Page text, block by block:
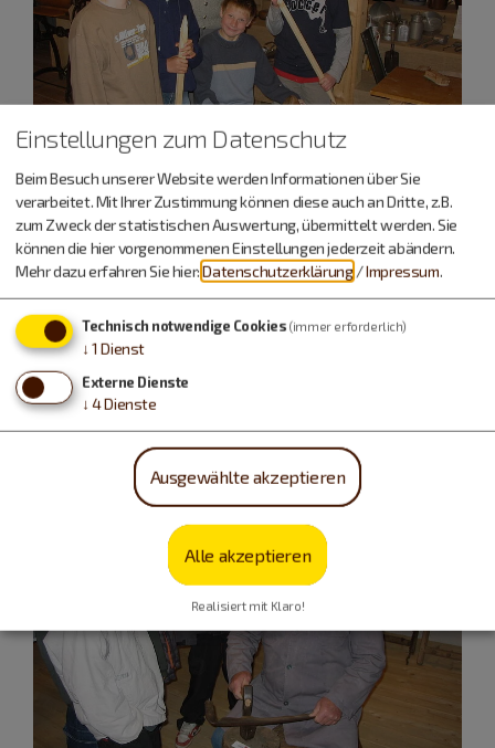
Einstellungen zum Datenschutz
Beim Besuch unserer Website werden Informationen über Sie
verarbeitet. Mit Ihrer Zustimmung können diese auch an Dritte, z.B.
zum Zweck der statistischen Auswertung, übermittelt werden. Sie
können die hier vorgenommenen Einstellungen jederzeit abändern.
Mehr dazu erfahren Sie hier:Datenschutzerklärung /Impressum.
Technisch notwendige Cookies (immer erforderlich)
↓ 1 Dienst
Externe Dienste
↓ 4Dienste
Ausgewählte akzeptieren
Alle akzeptieren
Realisiert mit Klaro!